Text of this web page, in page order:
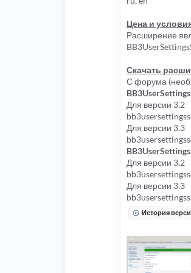
Цена и
Расширение
Скачать
С форума
Для версии 3.2
Для версии 3.3
Для версии 3.2
Для версии 3.3
История